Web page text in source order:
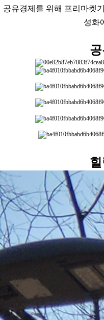
공유경제를 위해 프리마켓
성화